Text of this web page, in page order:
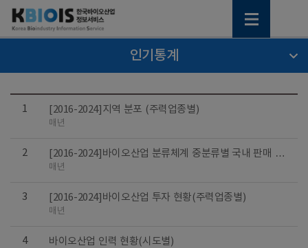
인기통계
1 [2016-2024]지역 분포 (주력업종별)
매년
2
[2016-2024]바이오산업 분류체계 중분류별 국내 판매 및
수출 규모
매년
3 [2016-2024]바이오산업 투자 현황(주력업종별)
매년
4 바이오산업 인력 현황(시도별)